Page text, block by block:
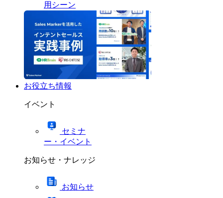
用シーン
お役立ち情報
イベント
セミナ
ー・イベント
お知らせ・ナレッジ
お知らせ